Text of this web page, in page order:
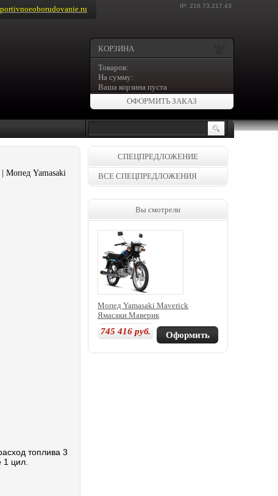
IP: 216.73.217.43
КОРЗИНА
Товаров:
На сумму:
Ваша корзина пуста
ОФОРМИТЬ ЗАКАЗ
| Мопед Yamasaki
топлива 3
1 цил.
СПЕЦПРЕДЛОЖЕНИЕ
ВСЕ СПЕЦПРЕДЛОЖЕНИЯ
Вы смотрели
Мопед Yamasaki Maverick
Ямасаки Маверик
745 416 руб.
Оформить
покупку